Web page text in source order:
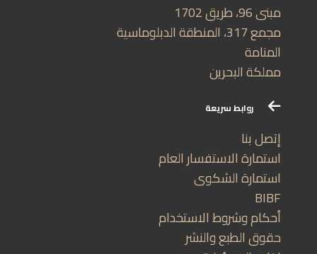
مبنى 96، طريق 1702
مجمع 317، المنطقة الدبلوماسية
المنامة
مملكة البحرين
روابط سريعة
إتصل بنا
استمارة الاستفسار العام
استمارة الشكوى
BIBF
أحكام وشروط الاستخدام
حقوق الطبع والنشر